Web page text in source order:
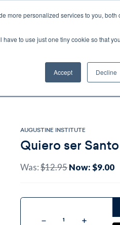
more personalized services to you, both
to use just one tiny cookie so that
Accept Decline
taxes, and brokerage fees could be
AUGUSTINE INSTITUTE
Quiero ser Santo
Was:$12.95Now:$9.00
Stock:
Decrease Increase